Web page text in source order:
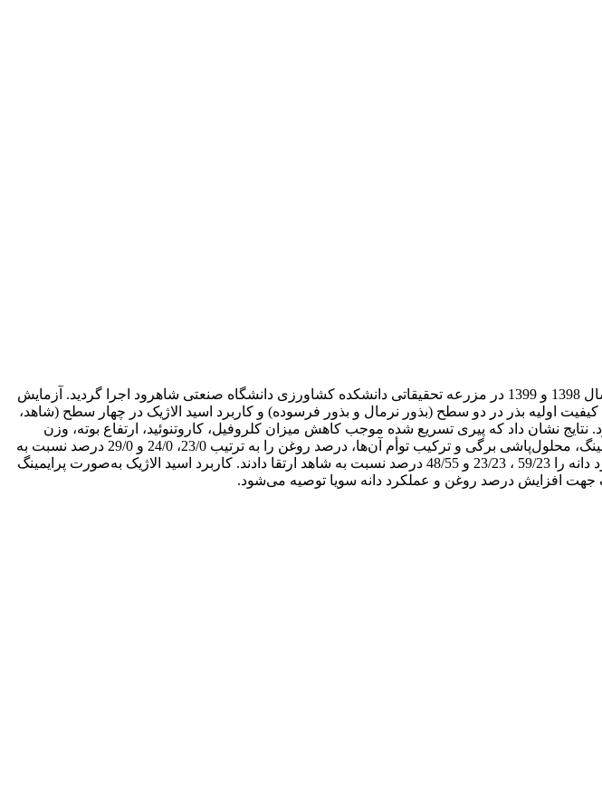
به‌منظور بررسی اثر اسید الاژیک بر شاخص‌های رشدی و روند پیری برگ در گیاه سویا، آزمایشی طی دو سال 1398 و 1399 در مزرعه تحقیقاتی دانشکده کشاورزی دانشگاه صنعتی شاهرود اجرا گردید. آزمایش
اولیه بذر در دو سطح (بذور نرمال و بذور فرسوده) و کاربرد اسید الاژیک در چهار سطح (شاهد،
توأم پرایمینگ و محلول‌پاشی برگی با غلظت 50 میلی‌گرم در لیتر) بود. نتایج نشان داد که پیری تسریع شده موجب کاهش میزان کلروفیل، کاروتنوئید، ارتفاع بوته، وزن
خشک برگ و ساقه، درصد روغن و عملکرد دانه نسبت به شاهد شد. استفاده از اسید الاژیک به‌صورت پرایمینگ، محلول‌پاشی برگی و ترکیب توأم آن‌ها، درصد روغن را به ترتیب 23/0، 24/0 و 29/0 درصد نسبت به
شاهد ارتقا داد. پرایمینگ، محلول‌پاشی و کاربرد توأم پرایمینگ و محلول‌پاشی با اسید الاژیک به‌ترتیب عملکرد دانه را 59/23 ، 23/23 و 48/55 درصد نسبت به شاهد ارتقا دادند. کاربرد اسید الاژیک به‌صورت پرایمینگ
جهت افزایش درصد روغن و عملکرد دانه سویا توصیه می‌شود.